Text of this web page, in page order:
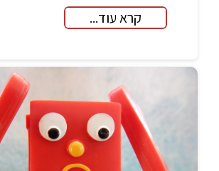
קרא עוד...